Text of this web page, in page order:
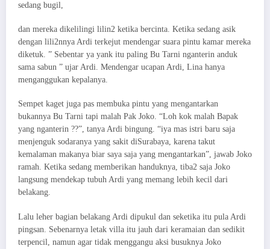
sedang bugil,
dan mereka dikelilingi lilin2 ketika bercinta. Ketika sedang asik
dengan lili2nnya Ardi terkejut mendengar suara pintu kamar mereka
diketuk. ” Sebentar ya yank itu paling Bu Tarni nganterin anduk
sama sabun ” ujar Ardi. Mendengar ucapan Ardi, Lina hanya
menganggukan kepalanya.
Sempet kaget juga pas membuka pintu yang mengantarkan
bukannya Bu Tarni tapi malah Pak Joko. “Loh kok malah Bapak
yang nganterin ??”, tanya Ardi bingung. “iya mas istri baru saja
menjenguk sodaranya yang sakit diSurabaya, karena takut
kemalaman makanya biar saya saja yang mengantarkan”, jawab Joko
ramah. Ketika sedang memberikan handuknya, tiba2 saja Joko
langsung mendekap tubuh Ardi yang memang lebih kecil dari
belakang.
Lalu leher bagian belakang Ardi dipukul dan seketika itu pula Ardi
pingsan. Sebenarnya letak villa itu jauh dari keramaian dan sedikit
terpencil, namun agar tidak menggangu aksi busuknya Joko